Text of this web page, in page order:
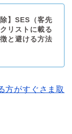
】SES（客先
リストに載る
と避ける方法
方がすぐさま取